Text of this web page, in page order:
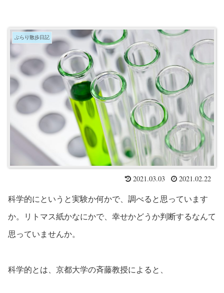
ぶらり散歩日記
2021.03.03 2021.02.22
科学的にというと実験か何かで、調べると思っています
か。リトマス紙かなにかで、幸せかどうか判断するなんて
思っていませんか。
科学的とは、京都大学の斉藤教授によると、